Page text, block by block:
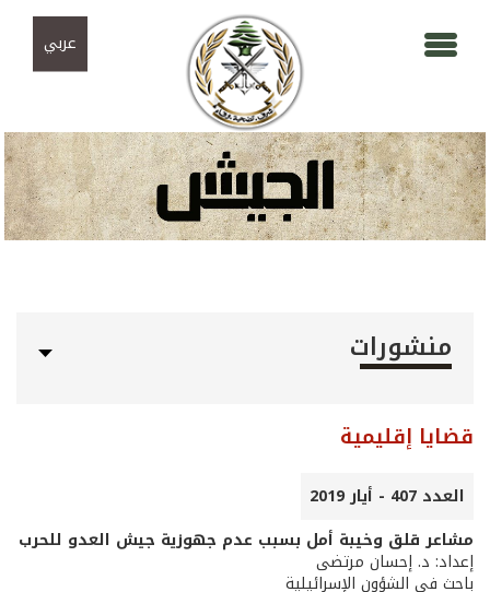
عربي
منشورات
قضايا إقليمية
العدد 407 - أيار 2019
مشاعر قلق وخيبة أمل بسبب عدم جهوزية جيش العدو للحرب
إعداد: د. إحسان مرتضى
باحث في الشؤون الإسرائيلية